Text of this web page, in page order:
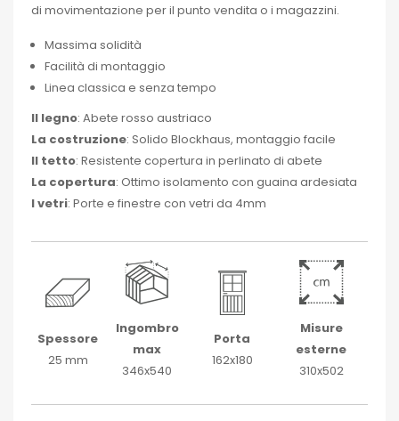
di movimentazione per il punto vendita o i magazzini.
Massima solidità
Facilità di montaggio
Linea classica e senza tempo
Il legno: Abete rosso austriaco
La costruzione: Solido Blockhaus, montaggio facile
Il tetto: Resistente copertura in perlinato di abete
La copertura: Ottimo isolamento con guaina ardesiata
I vetri: Porte e finestre con vetri da 4mm
Spessore
25 mm
Ingombro
max
346x540
Porta
162x180
Misure
esterne
310x502